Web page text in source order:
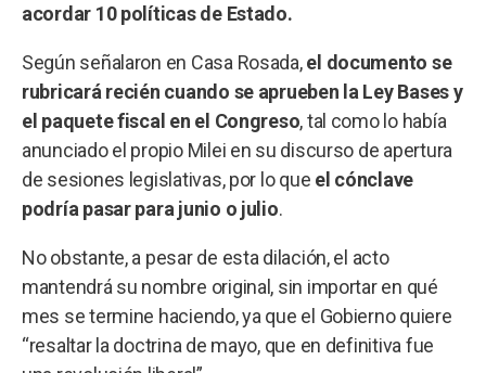
acordar 10 políticas de Estado.
Según señalaron en Casa Rosada,el documento se
rubricará recién cuando se aprueben la Ley Bases y
el paquete fiscal en el Congreso, tal como lo había
anunciado el propio Milei en su discurso de apertura
de sesiones legislativas, por lo que el cónclave
podría pasar para junio o julio.
No obstante, a pesar de esta dilación, el acto
mantendrá su nombre original, sin importar en qué
mes se termine haciendo, ya que el Gobierno quiere
“resaltar la doctrina de mayo, que en definitiva fue